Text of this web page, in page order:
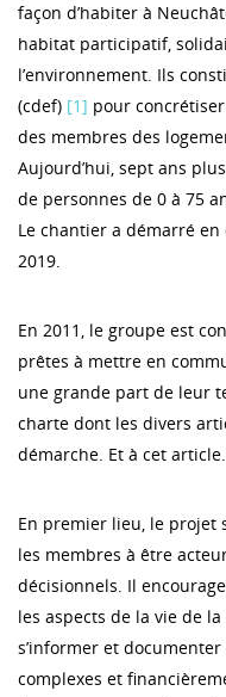
façon d’habiter à
habitat participatif,
l’environnement. Ils
(cdef) [1] pour
des membres des
Aujourd’hui, sept ans
de personnes de 0 à 75
Le chantier a démarré
2019.
En 2011, le groupe est
prêtes à mettre en
une grande part de leur
charte dont les divers
démarche. Et à cet article.
En premier lieu, le
les membres à être
décisionnels. Il
les aspects de la vie de
s’informer et
complexes et